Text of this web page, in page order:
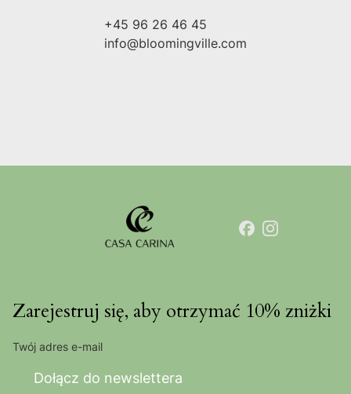
+45 96 26 46 45
info@bloomingville.com
Zarejestruj się, aby otrzymać 10% zniżki
Twój adres e-mail
Dołącz do newslettera